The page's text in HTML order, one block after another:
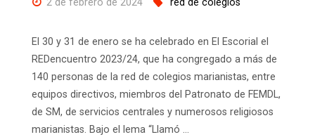
2 de febrero de 2024 red de colegios
El 30 y 31 de enero se ha celebrado en El Escorial el
REDencuentro 2023/24, que ha congregado a más de
140 personas de la red de colegios marianistas, entre
equipos directivos, miembros del Patronato de FEMDL,
de SM, de servicios centrales y numerosos religiosos
marianistas. Bajo el lema “Llamó …